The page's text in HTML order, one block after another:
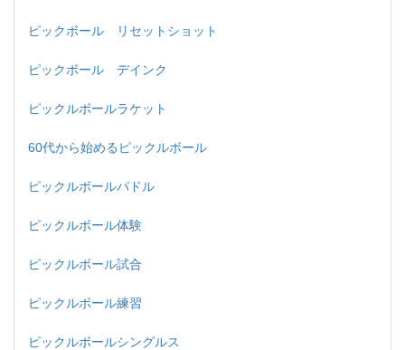
ピックボール リセットショット
ピックボール デインク
ピックルボールラケット
60代から始めるピックルボール
ピックルボールパドル
ピックルボール体験
ピックルボール試合
ピックルボール練習
ピックルボールシングルス